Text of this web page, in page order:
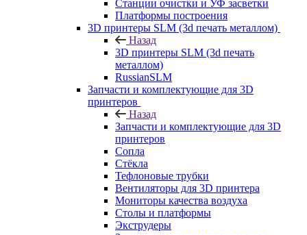
Станции очистки и УФ засветки
Платформы построения
3D принтеры SLM (3d печать металлом)
Назад
3D принтеры SLM (3d печать
металлом)
RussianSLM
Запчасти и комплектующие для 3D
принтеров
Назад
Запчасти и комплектующие для 3D
принтеров
Сопла
Cтёкла
Тефлоновые трубки
Вентиляторы для 3D принтера
Мониторы качества воздуха
Столы и платформы
Экструдеры